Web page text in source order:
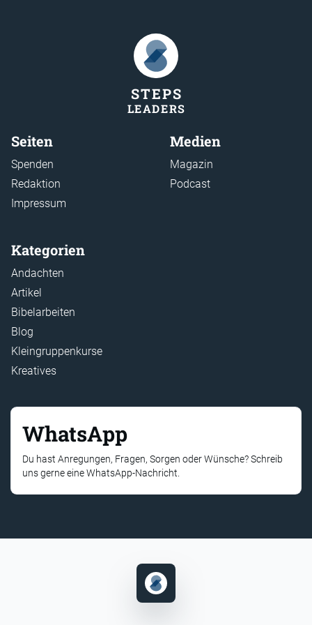
STEPS
LEADERS
Seiten
Spenden
Redaktion
Impressum
Medien
Magazin
Podcast
Kategorien
Andachten
Artikel
Bibelarbeiten
Blog
Kleingruppenkurse
Kreatives
WhatsApp
Du hast Anregungen, Fragen, Sorgen oder Wünsche? Schreib
uns gerne eine WhatsApp-Nachricht.